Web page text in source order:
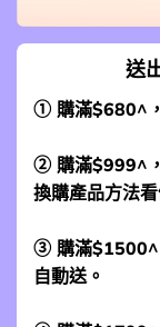
送
① 購滿$680^
② 購滿$999^
換購產品方法看
③ 購滿$1500^
自動送。